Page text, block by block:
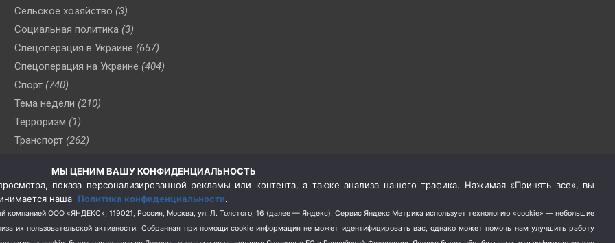
Сельское хозяйство (3)
Социальная политика (3)
Спецоперация в Украине (657)
Спецоперация на Украине (404)
Спорт (740)
Тема недели (210)
Терроризм (1)
Транспорт (262)
(76)
Цены (2)
Школа и спорт (2)
Экология (8)
МЫ ЦЕНИМ ВАШУ КОНФИДЕНЦИАЛЬНОСТЬ
показа персонализированной рекламы или контента, а также анализа нашего трафика. Нажимая «Принять все», вы
наша Политика конфиденциальности.
компанией ООО «ЯНДЕКС», 119021, Россия, Москва, ул. Л. Толстого, 16 (далее — Яндекс). Сервис Яндекс Метрика использует технологию «cookie» — небольшие
их пользовательской активности. Собранная при помощи cookie информация не может идентифицировать вас, однако может помочь нам улучшить работу